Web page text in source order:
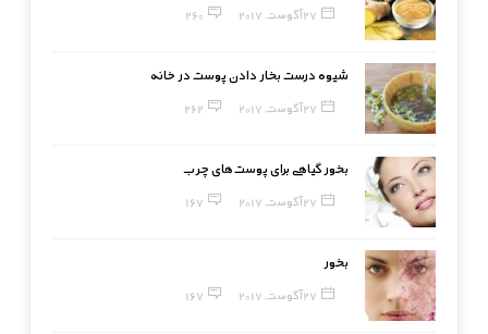
27 آگوست, 2017 260
شیوه درست بخار دادن پوست در خانه
27 آگوست, 2017 262
بخور گیاهی برای پوست‌های چرب
27 آگوست, 2017 167
بخور
27 آگوست, 2017 167